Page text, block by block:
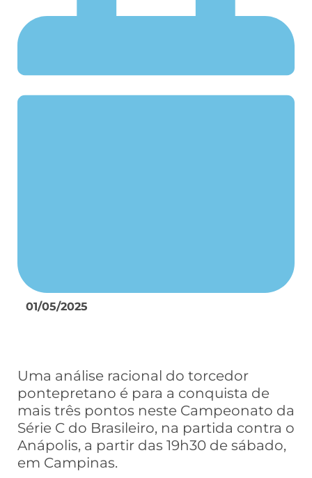
01/05/2025
Uma análise racional do torcedor
pontepretano é para a conquista de
mais três pontos neste Campeonato da
Série C do Brasileiro, na partida contra o
Anápolis, a partir das 19h30 de sábado,
em Campinas.